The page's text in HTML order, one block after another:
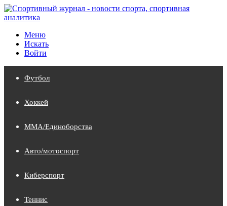
Меню
Искать
Войти
Футбол
Хоккей
MMA/Единоборства
Авто/мотоспорт
Киберспорт
Теннис